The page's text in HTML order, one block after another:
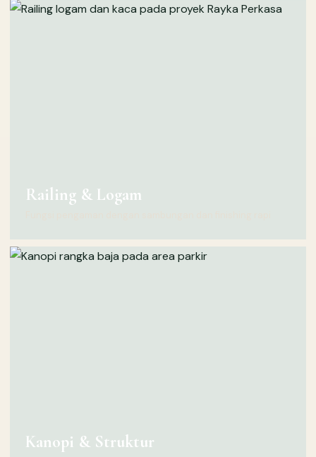
Railing & Logam
Kanopi & Struktur